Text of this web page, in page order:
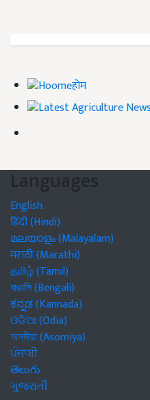
होम
Languages
English
हिंदी (Hindi)
മലയാളം (Malayalam)
मराठी (Marathi)
தமிழ் (Tamil)
বাঙালি (Bengali)
ಕನ್ನಡ (Kannada)
ଓଡିଆ (Odia)
অসমীয়া (Asomiya)
ਪੰਜਾਬੀ
తెలుగు
ગુજરાતી